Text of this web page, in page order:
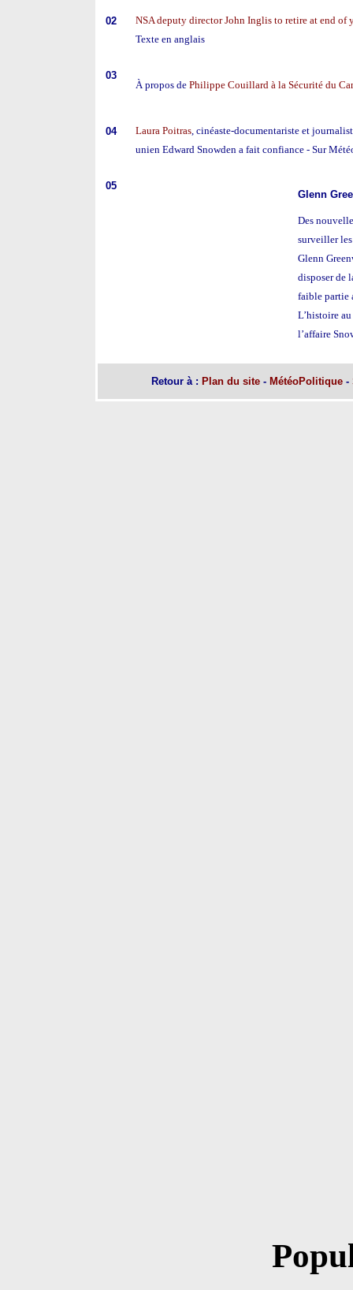
02
NSA deputy director John Inglis to retire at end of
Texte en anglais
03
À propos de Philippe Couillard à la Sécurité du
04 Laura Poitras, cinéaste-documentariste et
unien Edward Snowden a fait confiance - Sur
05
Glenn
Des
surveiller
Glenn
disposer de
faible partie
L’histoire
l’affaire
Retourà : Plan du site - MétéoPolitique -